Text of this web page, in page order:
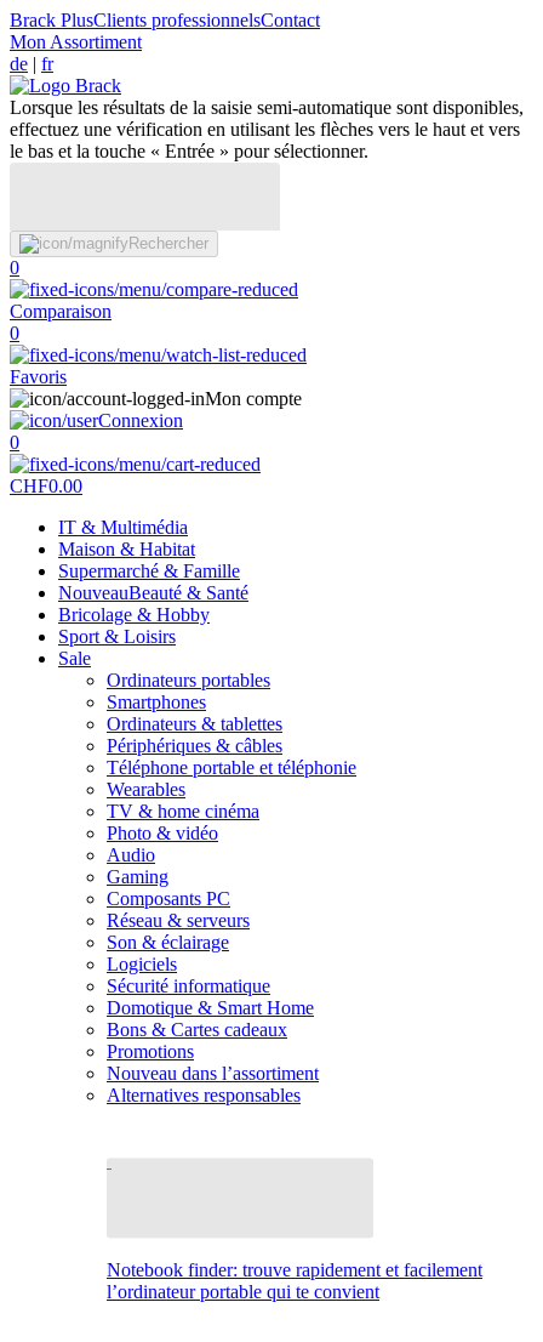
Brack PlusClients professionnelsContact
Mon Assortiment
de | fr
Lorsque les résultats de la saisie semi-automatique sont disponibles,
effectuez une vérification en utilisant les flèches vers le haut et vers
le bas et la touche « Entrée » pour sélectionner.
Rechercher
0
Comparaison
0
Favoris
Mon compte
Connexion
0
CHF0.00
IT & Multimédia
Maison & Habitat
Supermarché & Famille
NouveauBeauté & Santé
Bricolage & Hobby
Sport & Loisirs
Sale
Ordinateurs portables
Smartphones
Ordinateurs & tablettes
Périphériques & câbles
Téléphone portable et téléphonie
Wearables
TV & home cinéma
Photo & vidéo
Audio
Gaming
Composants PC
Réseau & serveurs
Son & éclairage
Logiciels
Sécurité informatique
Domotique & Smart Home
Bons & Cartes cadeaux
Promotions
Nouveau dans l’assortiment
Alternatives responsables
Notebook finder: trouve rapidement et facilement
l’ordinateur portable qui te convient